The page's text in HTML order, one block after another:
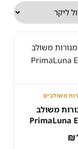
משולבים
משולב
PrimaLuna
₪